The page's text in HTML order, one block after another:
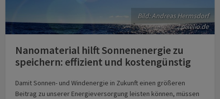
Bild: Andreas Hermsdorf
| pixelio.de
Nanomaterial hilft Sonnenenergie zu
speichern: effizient und kostengünstig
Damit Sonnen- und Windenergie in Zukunft einen größeren
Beitrag zu unserer Energieversorgung leisten können, müssen